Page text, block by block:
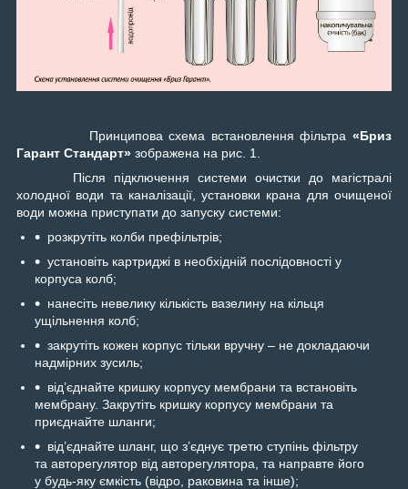
Принципова схема встановлення фільтра «Бриз
Гарант Стандарт» зображена на рис. 1.
Після підключення системи очистки до магістралі
холодної води та каналізації, установки крана для очищеної
води можна приступати до запуску системи:
розкрутіть колби префільтрів;
установіть картриджі в необхідній послідовності у
корпуса колб;
нанесіть невелику кількість вазелину на кільця
ущільнення колб;
закрутіть кожен корпус тільки вручну – не докладаючи
надмірних зусиль;
від’єднайте кришку корпусу мембрани та встановіть
мембрану. Закрутіть кришку корпусу мембрани та
приєднайте шланги;
від’єднайте шланг, що з’єднує третю ступінь фільтру
та авторегулятор від авторегулятора, та направте його
у будь-яку ємкість (відро, раковина та інше);